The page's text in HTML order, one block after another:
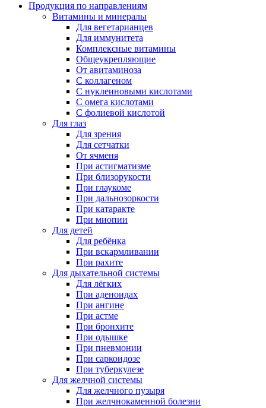
Продукция по направлениям
Витамины и минералы
Для вегетарианцев
Для иммунитета
Комплексные витамины
Общеукрепляющие
От авитаминоза
С коллагеном
С нуклеиновыми кислотами
С омега кислотами
С фолиевой кислотой
Для глаз
Для зрения
Для сетчатки
От ячменя
При астигматизме
При близорукости
При глаукоме
При дальнозоркости
При катаракте
При миопии
Для детей
Для ребёнка
При вскармливании
При рахите
Для дыхательной системы
Для лёгких
При аденоидах
При ангине
При астме
При бронхите
При одышке
При пневмонии
При саркоидозе
При туберкулезе
Для желчной системы
Для желчного пузыря
При желчнокаменной болезни